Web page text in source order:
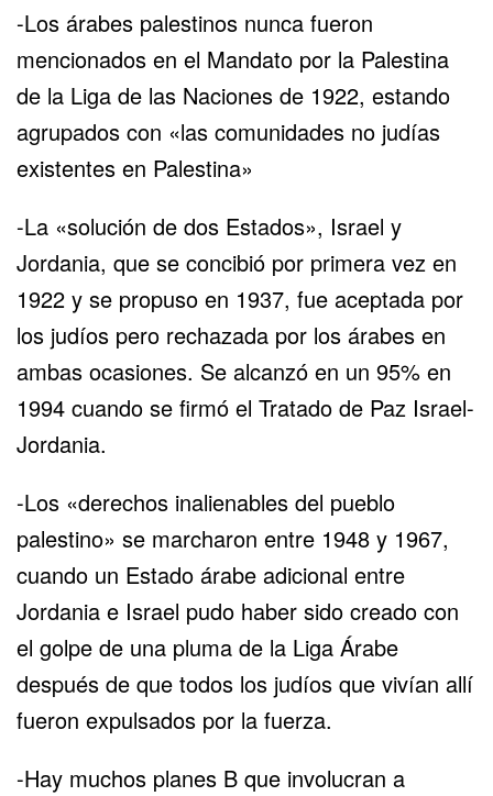
-Los árabes palestinos nunca fueron
mencionados en el Mandato por la Palestina
de la Liga de las Naciones de 1922, estando
agrupados con «las comunidades no judías
existentes en Palestina»
-La «solución de dos Estados», Israel y
Jordania, que se concibió por primera vez en
1922 y se propuso en 1937, fue aceptada por
los judíos pero rechazada por los árabes en
ambas ocasiones. Se alcanzó en un 95% en
1994 cuando se firmó el Tratado de Paz Israel-
Jordania.
-Los «derechos inalienables del pueblo
palestino» se marcharon entre 1948 y 1967,
cuando un Estado árabe adicional entre
Jordania e Israel pudo haber sido creado con
el golpe de una pluma de la Liga Árabe
después de que todos los judíos que vivían allí
fueron expulsados ​​por la fuerza.
-Hay muchos planes B que involucran a